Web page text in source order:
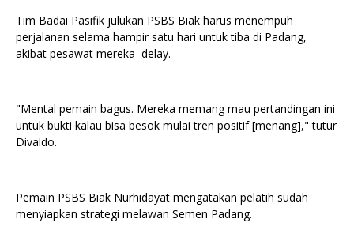
Tim Badai Pasifik julukan PSBS Biak harus menempuh
perjalanan selama hampir satu hari untuk tiba di Padang,
akibat pesawat mereka delay.
"Mental pemain bagus. Mereka memang mau pertandingan ini
untuk bukti kalau bisa besok mulai tren positif [menang]," tutur
Divaldo.
Pemain PSBS Biak Nurhidayat mengatakan pelatih sudah
menyiapkan strategi melawan Semen Padang.